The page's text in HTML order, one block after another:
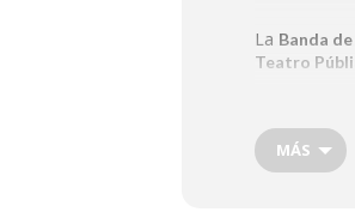
La Banda
Teatro
Un evento
músicos:
MÁS